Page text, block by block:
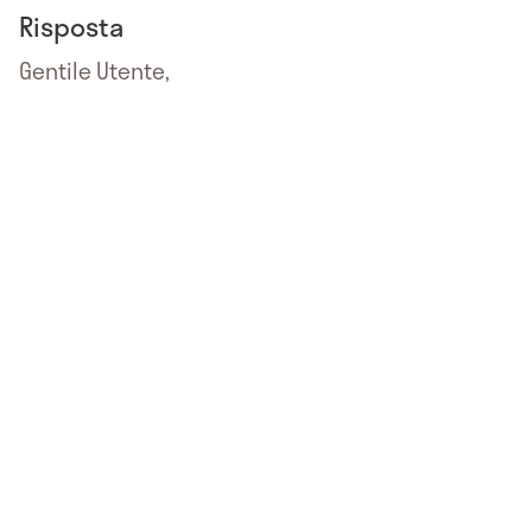
Risposta
Gentile Utente,